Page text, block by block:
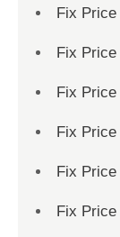
Fix Price
Fix Price
Fix Price
Fix Price
Fix Price
Fix Price